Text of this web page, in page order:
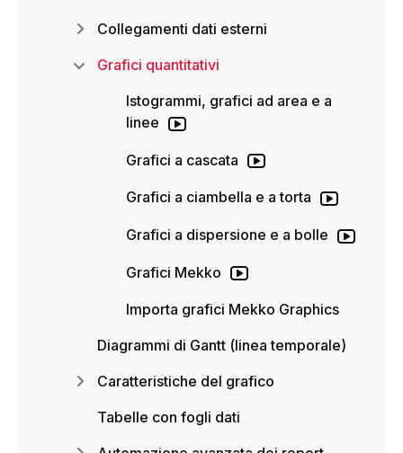
Collegamenti dati esterni
Grafici quantitativi
Istogrammi, grafici ad area e a
linee
Grafici a cascata
Grafici a ciambella e a torta
Grafici a dispersione e a bolle
Grafici Mekko
Importa grafici Mekko Graphics
Diagrammi di Gantt (linea temporale)
Caratteristiche del grafico
Tabelle con fogli dati